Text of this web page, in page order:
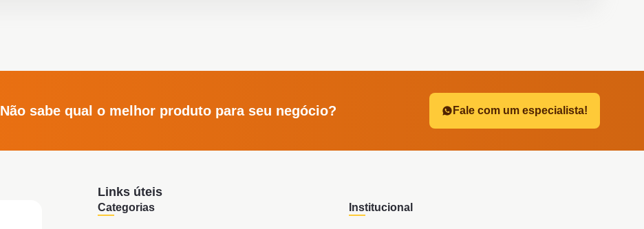
Não sabe qual o melhor produto para seu negócio? Fale com um especialista!
Links úteis
Categorias Institucional